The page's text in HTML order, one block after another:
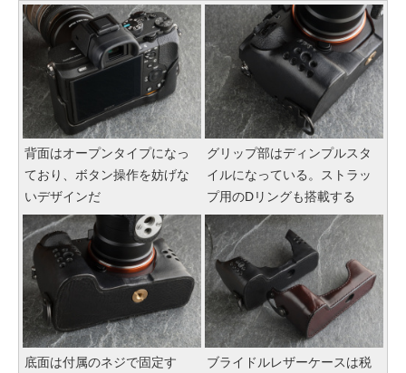
背面はオープンタイプになっ
ており、ボタン操作を妨げな
いデザインだ
グリップ部はディンプルスタ
イルになっている。ストラッ
プ用のDリングも搭載する
底面は付属のネジで固定す
ブライドルレザーケースは税